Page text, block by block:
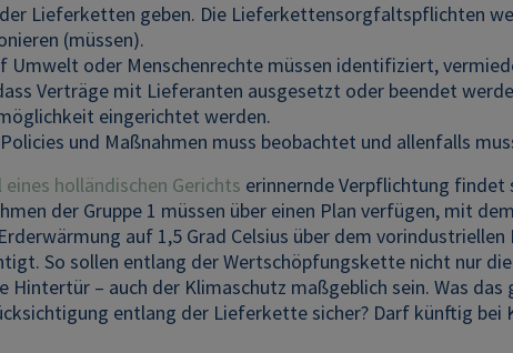
der Lieferketten geben. Die Lieferkettensorgfaltspflichten
(müssen).
Umwelt oder Menschenrechte müssen identifiziert,
Verträge mit Lieferanten ausgesetzt oder beendet
eingerichtet werden.
und Maßnahmen muss beobachtet und allenfalls
holländischen Gerichts erinnernde Verpflichtung findet
der Gruppe 1 müssen über einen Plan verfügen, mit
auf 1,5 Grad Celsius über dem
So sollen entlang der Wertschöpfungskette nicht nur
– auch der Klimaschutz maßgeblich sein. Was das
entlang der Lieferkette sicher? Darf künftig bei